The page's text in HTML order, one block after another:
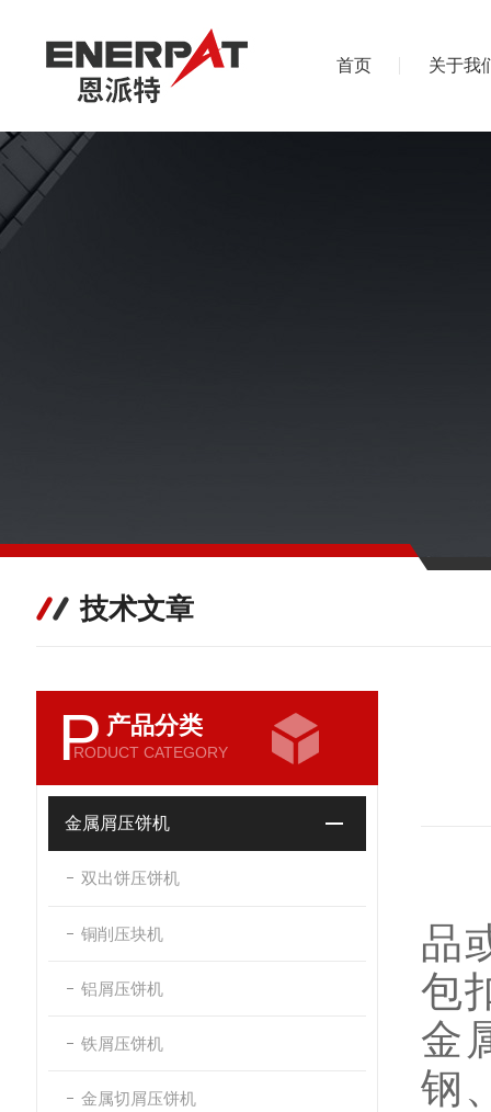
首页 关于我
技术文章
P 产品分类
RODUCT CATEGORY
金属屑压饼机
双出饼压饼机
铜削压块机
铝屑压饼机
铁屑压饼机
金属切屑压饼机
品
包
金
钢